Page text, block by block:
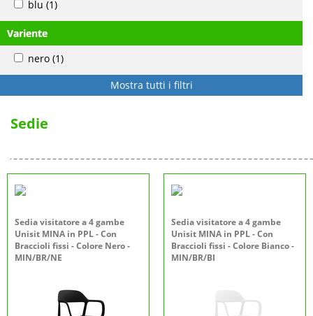
blu (1)
Variente
nero (1)
Mostra tutti i filtri
Sedie
Sedia visitatore a 4 gambe
Unisit MINA in PPL - Con
Braccioli fissi - Colore Nero -
MIN/BR/NE
Sedia visitatore a 4 gambe
Unisit MINA in PPL - Con
Braccioli fissi - Colore Bianco -
MIN/BR/BI